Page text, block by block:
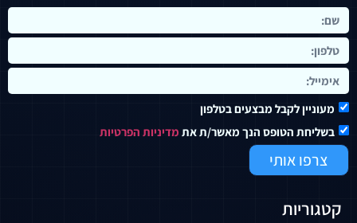
מעוניין לקבל מבצעים בטלפון
בשליחת הטופס הנך מאשר/ת את מדיניות הפרטיות
צרפו אותי
קטגוריות